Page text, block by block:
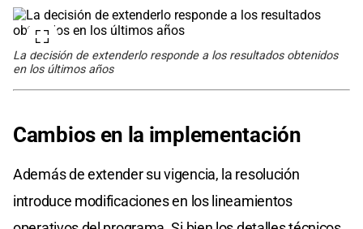
La decisión de extenderlo responde a los resultados obtenidos
en los últimos años
Cambios en la implementación
Además de extender su vigencia, la resolución
introduce modificaciones en los lineamientos